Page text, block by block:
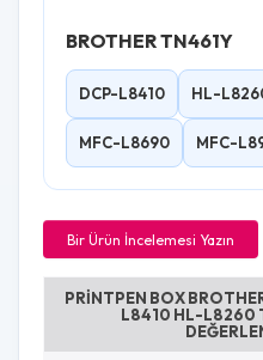
BROTHER TN461Y
DCP-L8410 HL-
MFC-L8690 MFC-
Bir Ürün İncelemesi Yazın
PRINTPEN BOX
L8410 HL-L8260